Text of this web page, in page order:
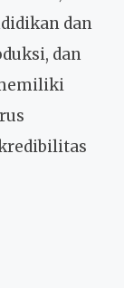
dan
dan